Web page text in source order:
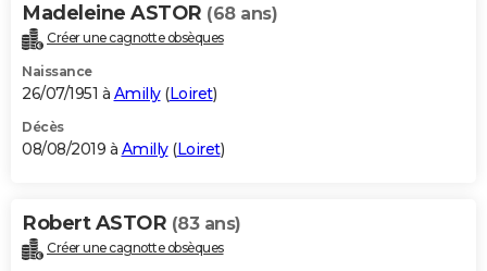
Madeleine ASTOR (68 ans)
Créer une cagnotte obsèques
Naissance
26/07/1951 à Amilly(Loiret)
Décès
08/08/2019 à Amilly(Loiret)
Robert ASTOR (83 ans)
Créer une cagnotte obsèques